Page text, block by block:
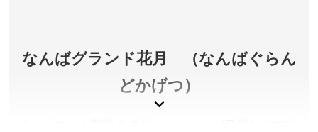
なんばグランド花月 （なんばぐらん
どかげつ）